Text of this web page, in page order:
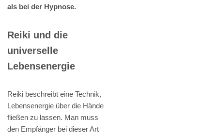
als bei der Hypnose.
Reiki und die
universelle
Lebensenergie
Reiki beschreibt eine Technik,
Lebensenergie über die Hände
fließen zu lassen. Man muss
den Empfänger bei dieser Art